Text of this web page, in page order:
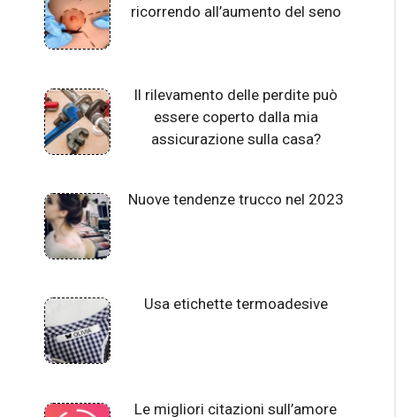
ricorrendo all’aumento del seno
Il rilevamento delle perdite può
essere coperto dalla mia
assicurazione sulla casa?
Nuove tendenze trucco nel 2023
Usa etichette termoadesive
Le migliori citazioni sull’amore